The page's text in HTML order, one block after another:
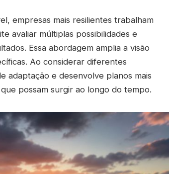
empresas mais resilientes trabalham
avaliar múltiplas possibilidades e
Essa abordagem amplia a visão
Ao considerar diferentes
adaptação e desenvolve planos mais
possam surgir ao longo do tempo.